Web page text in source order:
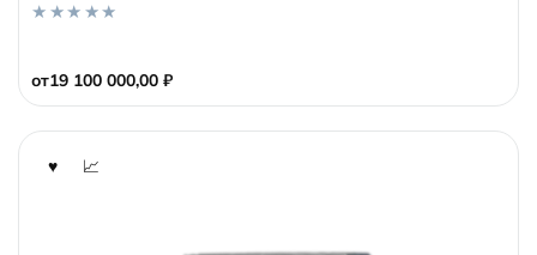
от19 100 000,00 ₽
u
t
f